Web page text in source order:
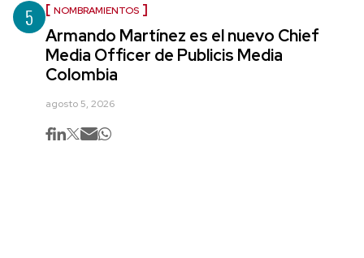
5 NOMBRAMIENTOS
Armando Martínez es el nuevo Chief
Media Officer de Publicis Media
Colombia
agosto 5, 2026